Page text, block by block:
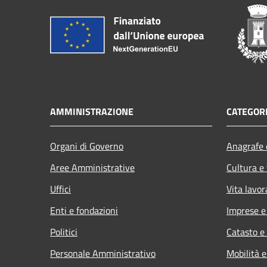
AMMINISTRAZIONE
Organi di Governo
Aree Amministrative
Uffici
Enti e fondazioni
Politici
Personale Amministrativo
Cultura
Vita
Imprese
Catasto
Mobilità